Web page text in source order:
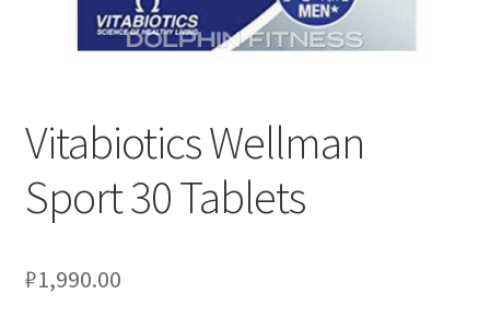
Vitabiotics Wellman
Sport 30 Tablets
₽1,990.00